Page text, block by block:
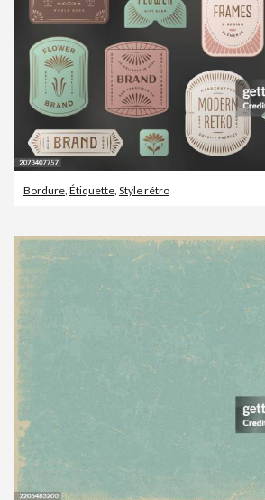
Bordure, Étiquette, Style rétro